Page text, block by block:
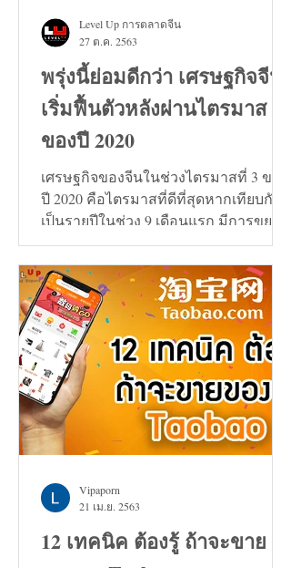
พรุ่งนี้ย่อมดีกว่า เศรษฐกิจจีน
เริ่มฟื้นตัวหลังผ่านไตรมาส 3
ของปี 2020
เศรษฐกิจของจีนในช่วงไตรมาสที่ 3 ของ
ปี 2020 คือไตรมาสที่ดีที่สุดหากเทียบกัน
เป็นรายปีในช่วง 9 เดือนแรก มีการขยาย
ตัวเพิ่มขึ้น 0.7%
Level Up การตลาดจีน
27 ต.ค. 2563
12 เทคนิค ต้องรู้ ถ้าจะขาย
Vipaporn
21 เม.ย. 2563